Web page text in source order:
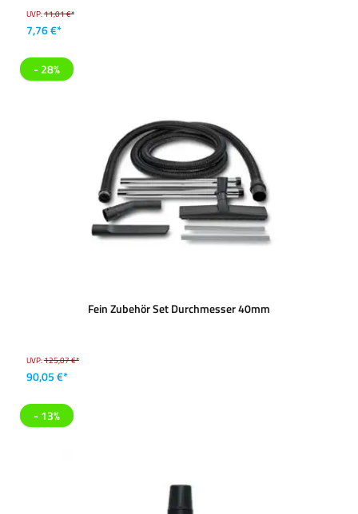
UVP:11,01 €*
7,76 €*
- 28%
Fein Zubehör Set Durchmesser 40mm
UVP:125,07 €*
90,05 €*
- 13%